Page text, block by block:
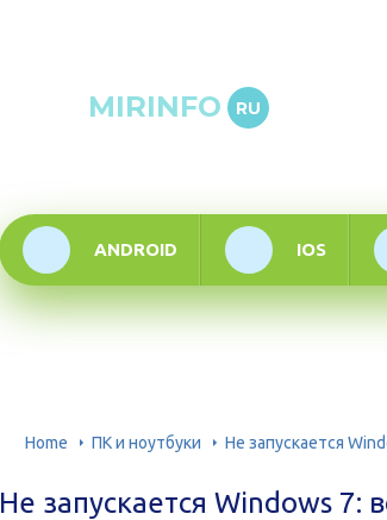
MIRINFO RU
ANDROID IOS
Home ПК и ноутбуки Не запускается
Не запускается Windows 7: